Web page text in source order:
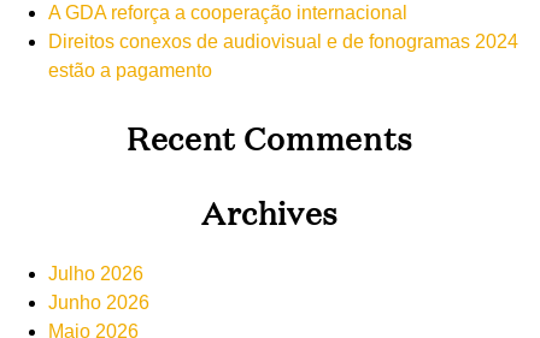
A GDA reforça a cooperação internacional
Direitos conexos de audiovisual e de fonogramas 2024
estão a pagamento
Recent Comments
Archives
Julho 2026
Junho 2026
Maio 2026